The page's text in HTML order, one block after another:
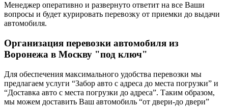
Менеджер оперативно и развернуто ответит на все Ваши
вопросы и будет курировать перевозку от приемки до выдачи
автомобиля.
Организация перевозки автомобиля из
Воронежа в Москву "под ключ"
Для обеспечения максимального удобства перевозки мы
предлагаем услуги “Забор авто с адреса до места погрузки” и
“Доставка авто с места погрузки до адреса”. Таким образом,
мы можем доставить Ваш автомобиль “от двери-до двери”